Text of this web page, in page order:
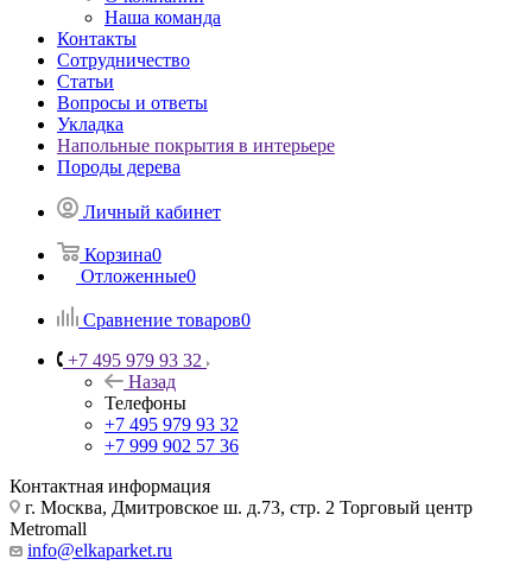
Наша команда
Контакты
Сотрудничество
Статьи
Вопросы и ответы
Укладка
Напольные покрытия в интерьере
Породы дерева
Личный кабинет
Корзина0
Отложенные0
Сравнение товаров0
+7 495 979 93 32
Назад
Телефоны
+7 495 979 93 32
+7 999 902 57 36
Контактная информация
г. Москва, Дмитровское ш. д.73, стр. 2 Торговый центр
Metromall
info@elkaparket.ru